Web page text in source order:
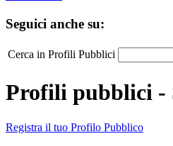
Seguici anche su:
Cerca in Profili Pubblici
Profili pubblici -
Registra il tuo Profilo Pubblico